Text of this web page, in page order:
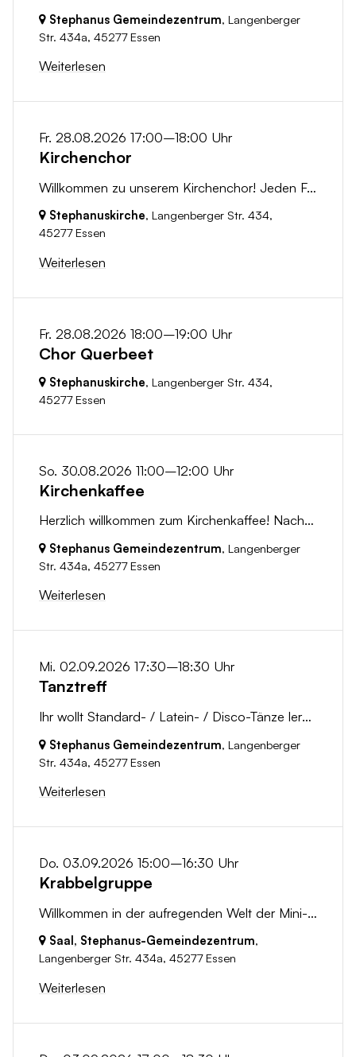
Stephanus Gemeindezentrum, Langenberger
Str. 434a, 45277 Essen
Weiterlesen
Fr. 28.08.2026 17:00–18:00 Uhr
Kirchenchor
Willkommen zu unserem Kirchenchor! Jeden Freitag treffen wir uns um 17:00 Uhr in der Stephanuskirche, um gemeinsam zu singen und die Freude an der...
Stephanuskirche, Langenberger Str. 434,
45277 Essen
Weiterlesen
Fr. 28.08.2026 18:00–19:00 Uhr
Chor Querbeet
Stephanuskirche, Langenberger Str. 434,
45277 Essen
So. 30.08.2026 11:00–12:00 Uhr
Kirchenkaffee
Herzlich willkommen zum Kirchenkaffee! Nach dem Gottesdienst laden wir dich ein, bei einer Tasse Kaffee in geselliger Runde zusammenzukommen. Nutze...
Stephanus Gemeindezentrum, Langenberger
Str. 434a, 45277 Essen
Weiterlesen
Mi. 02.09.2026 17:30–18:30 Uhr
Tanztreff
Ihr wollt Standard- / Latein- / Disco-Tänze lernen oder euer vorhandenes Wissen erweitern? Ihr wollt neue Figuren testen oder einfach entspannt etwas...
Stephanus Gemeindezentrum, Langenberger
Str. 434a, 45277 Essen
Weiterlesen
Do. 03.09.2026 15:00–16:30 Uhr
Krabbelgruppe
Willkommen in der aufregenden Welt der Mini-Stephanüsse! Hier treffen sich abenteuerlustige Kleinkinder und ihre Eltern, um gemeinsam zu spielen, zu...
Saal, Stephanus-Gemeindezentrum,
Langenberger Str. 434a, 45277 Essen
Weiterlesen